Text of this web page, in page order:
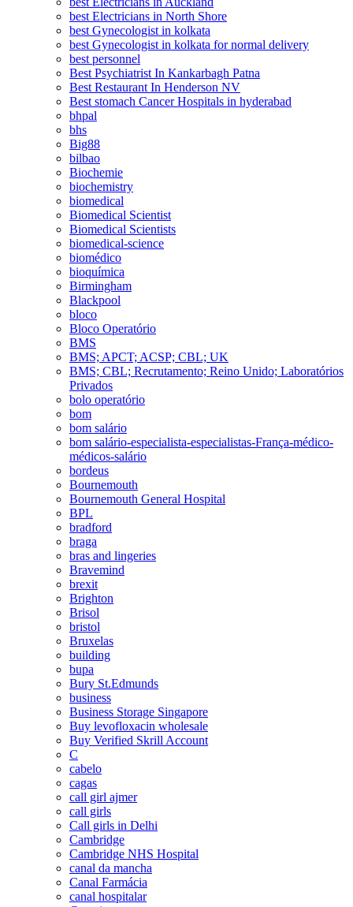
best Electricians in North Shore
best Gynecologist in kolkata
best Gynecologist in kolkata for normal delivery
best personnel
Best Psychiatrist In Kankarbagh Patna
Best Restaurant In Henderson NV
Best stomach Cancer Hospitals in hyderabad
bhpal
bhs
Big88
bilbao
Biochemie
biochemistry
biomedical
Biomedical Scientist
Biomedical Scientists
biomedical-science
biomédico
bioquímica
Birmingham
Blackpool
bloco
Bloco Operatório
BMS
BMS; APCT; ACSP; CBL; UK
BMS; CBL; Recrutamento; Reino Unido; Laboratórios
Privados
bolo operatório
bom
bom salário
bom salário-especialista-especialistas-França-médico-
médicos-salário
bordeus
Bournemouth
Bournemouth General Hospital
BPL
bradford
braga
bras and lingeries
Bravemind
brexit
Brighton
Brisol
bristol
Bruxelas
building
bupa
Bury St.Edmunds
business
Business Storage Singapore
Buy levofloxacin wholesale
Buy Verified Skrill Account
C
cabelo
cagas
call girl ajmer
call girls
Call girls in Delhi
Cambridge
Cambridge NHS Hospital
canal da mancha
Canal Farmácia
canal hospitalar